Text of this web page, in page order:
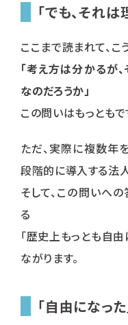
「でも、それ
ここまで読まれて、こ
「考え方は分かるが
なのだろうか」
この問いはもっともで
ただ、実際に複数年
段階的に導入する法
そして、この問いへ
る
「歴史上もっとも自
ながります。
「自由になっ